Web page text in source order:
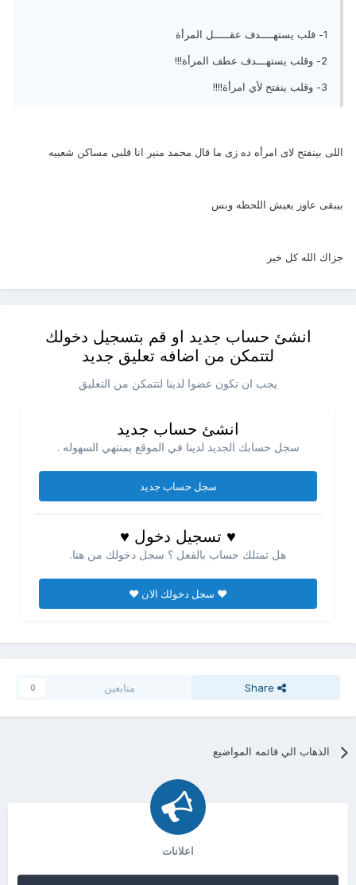
2- وقلب يستهـــدف عطف المرأة!!!
3- وقلب ينفتح لأي امرأة!!!!
اللى بينفتح لاى امرأه ده زى ما قال محمد منير انا قلبى مساكن شعبيه
بيبقى عاوز يعيش اللحظه وبس
جزاك الله كل خير
انشئ حساب جديد او قم بتسجيل دخولك
لتتمكن من اضافه تعليق جديد
يجب ان تكون عضوا لدينا لتتمكن من التعليق
انشئ حساب جديد
سجل حسابك الجديد لدينا في الموقع بمنتهي السهوله .
سجل حساب جديد
♥ تسجيل دخول ♥
هل تمتلك حساب بالفعل ؟ سجل دخولك من هنا.
♥ سجل دخولك الان ♥
Share متابعين 0
الذهاب الي قائمه المواضيع
اعلانات